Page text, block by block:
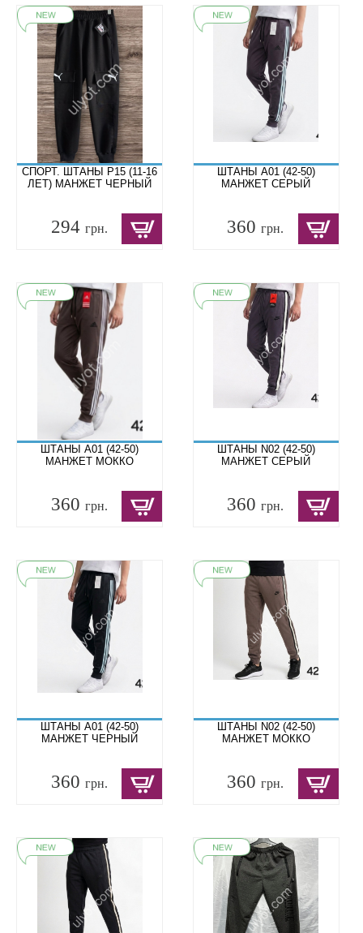
СПОРТ. ШТАНЫ P15 (11-16
ЛЕТ) МАНЖЕТ ЧЕРНЫЙ
294 грн.
ШТАНЫ A01 (42-50)
МАНЖЕТ СЕРЫЙ
360грн.
ШТАНЫ A01 (42-50)
МАНЖЕТ МОККО
360 грн.
ШТАНЫ N02 (42-50)
МАНЖЕТ СЕРЫЙ
360грн.
ШТАНЫ A01 (42-50)
МАНЖЕТ ЧЕРНЫЙ
360 грн.
ШТАНЫ N02 (42-50)
МАНЖЕТ МОККО
360грн.